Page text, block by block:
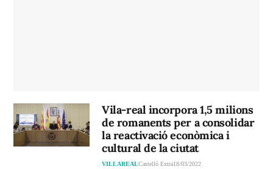
Vila-real incorpora 1,5 milions
de romanents per a consolidar
la reactivació econòmica i
cultural de la ciutat
VILLAREALCastelló Extra18/03/2022